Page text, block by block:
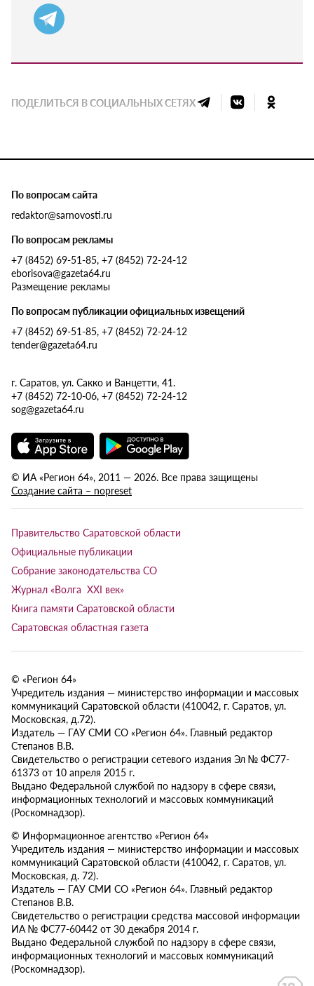
ПОДЕЛИТЬСЯ В СОЦИАЛЬНЫХ СЕТЯХ
По вопросам сайта
redaktor@sarnovosti.ru
По вопросам рекламы
+7 (8452) 69-51-85, +7 (8452) 72-24-12
eborisova@gazeta64.ru
Размещение рекламы
По вопросам публикации официальных извещений
+7 (8452) 69-51-85, +7 (8452) 72-24-12
tender@gazeta64.ru
г. Саратов, ул. Сакко и Ванцетти, 41.
+7 (8452) 72-10-06, +7 (8452) 72-24-12
sog@gazeta64.ru
© ИА «Регион 64», 2011 — 2026. Все права защищены
Создание сайта – nopreset
Правительство Саратовской области
Официальные публикации
Собрание законодательства СО
Журнал «Волга XXI век»
Книга памяти Саратовской области
Саратовская областная газета
© «Регион 64»
Учредитель издания — министерство информации и массовых
коммуникаций Саратовской области (410042, г. Саратов, ул.
Московская, д.72).
Издатель — ГАУ СМИ СО «Регион 64». Главный редактор
Степанов В.В.
Свидетельство о регистрации сетевого издания Эл № ФС77-
61373 от 10 апреля 2015 г.
Выдано Федеральной службой по надзору в сфере связи,
информационных технологий и массовых коммуникаций
(Роскомнадзор).
© Информационное агентство «Регион 64»
Учредитель издания — министерство информации и массовых
коммуникаций Саратовской области (410042, г. Саратов, ул.
Московская, д. 72).
Издатель — ГАУ СМИ СО «Регион 64». Главный редактор
Степанов В.В.
Свидетельство о регистрации средства массовой информации
ИА № ФС77-60442 от 30 декабря 2014 г.
Выдано Федеральной службой по надзору в сфере связи,
информационных технологий и массовых коммуникаций
(Роскомнадзор).